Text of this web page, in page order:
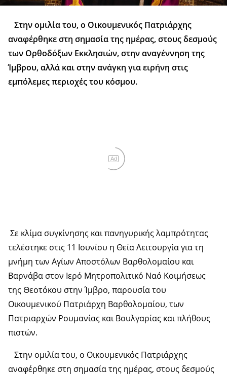
Στην ομιλία του, ο Οικουμενικός Πατριάρχης
αναφέρθηκε στη σημασία της ημέρας, στους δεσμούς
των Ορθοδόξων Εκκλησιών, στην αναγέννηση της
Ίμβρου, αλλά και στην ανάγκη για ειρήνη στις
εμπόλεμες περιοχές του κόσμου.
Ad
Σε κλίμα συγκίνησης και πανηγυρικής λαμπρότητας
τελέστηκε στις 11 Ιουνίου η Θεία Λειτουργία για τη
μνήμη των Αγίων Αποστόλων Βαρθολομαίου και
Βαρνάβα στον Ιερό Μητροπολιτικό Ναό Κοιμήσεως
της Θεοτόκου στην Ίμβρο, παρουσία του
Οικουμενικού Πατριάρχη Βαρθολομαίου, των
Πατριαρχών Ρουμανίας και Βουλγαρίας και πλήθους
πιστών.
Στην ομιλία του, ο Οικουμενικός Πατριάρχης
αναφέρθηκε στη σημασία της ημέρας, στους δεσμούς